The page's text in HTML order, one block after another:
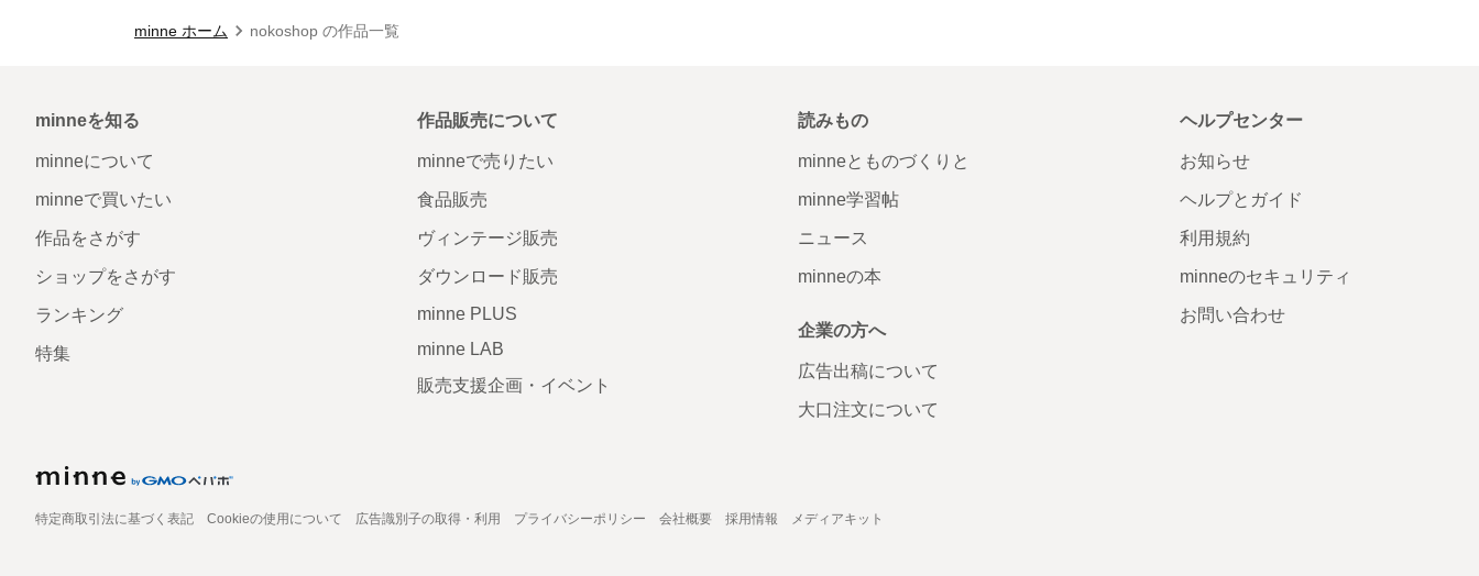
minne ホーム nokoshop の作品一覧
minneを知る
minneについて
minneで買いたい
作品をさがす
ショップをさがす
ランキング
特集
作品販売について
minneで売りたい
食品販売
ヴィンテージ販売
ダウンロード販売
minne PLUS
minne LAB
販売支援企画・イベント
読みもの
minneとものづくりと
minne学習帖
ニュース
minneの本
企業の方へ
広告出稿について
大口注文について
ヘルプセンター
お知らせ
ヘルプとガイド
利用規約
minneのセキュリティ
お問い合わせ
特定商取引法に基づく表記 Cookieの使用について 広告識別子の取得・利用 プライバシーポリシー 会社概要 採用情報 メディアキット